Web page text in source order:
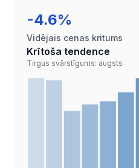
-4.6%
Vidējais cenas kritums
Krītoša tendence
Tirgus svārstīgums: augsts